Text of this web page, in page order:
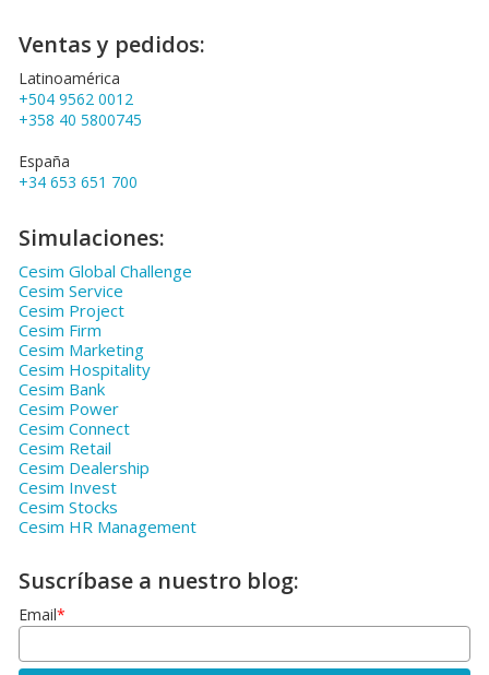
Ventas y pedidos:
Latinoamérica
+504 9562 0012
+358 40 5800745
España
+34 653 651 700
Simulaciones:
Cesim Global Challenge
Cesim Service
Cesim Project
Cesim Firm
Cesim Marketing
Cesim Hospitality
Cesim Bank
Cesim Power
Cesim Connect
Cesim Retail
Cesim Dealership
Cesim Invest
Cesim Stocks
Cesim HR Management
Suscríbase a nuestro blog:
Email*